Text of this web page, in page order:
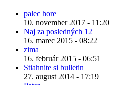
palec hore
10. november 2017 - 11:20
Naj za posledných 12
16. marec 2015 - 08:22
zima
16. február 2015 - 06:51
Stiahnite si bulletin
27. august 2014 - 17:19